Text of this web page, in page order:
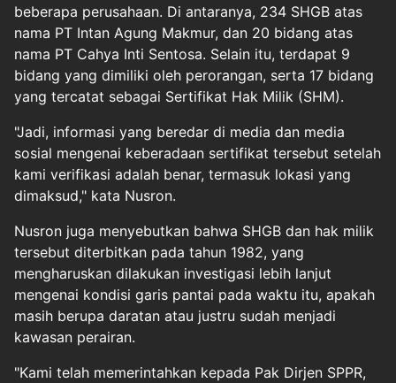
beberapa perusahaan. Di antaranya, 234 SHGB atas
nama PT Intan Agung Makmur, dan 20 bidang atas
nama PT Cahya Inti Sentosa. Selain itu, terdapat 9
bidang yang dimiliki oleh perorangan, serta 17 bidang
yang tercatat sebagai Sertifikat Hak Milik (SHM).
"Jadi, informasi yang beredar di media dan media
sosial mengenai keberadaan sertifikat tersebut setelah
kami verifikasi adalah benar, termasuk lokasi yang
dimaksud," kata Nusron.
Nusron juga menyebutkan bahwa SHGB dan hak milik
tersebut diterbitkan pada tahun 1982, yang
mengharuskan dilakukan investigasi lebih lanjut
mengenai kondisi garis pantai pada waktu itu, apakah
masih berupa daratan atau justru sudah menjadi
kawasan perairan.
"Kami telah memerintahkan kepada Pak Dirjen SPPR,